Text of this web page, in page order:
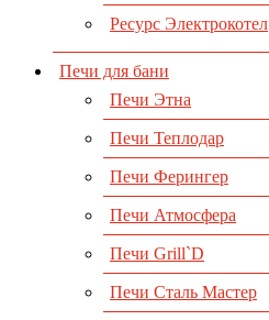
Ресурс Электрокотел
Печи для бани
Печи Этна
Печи Теплодар
Печи Ферингер
Печи Атмосфера
Печи Grill`D
Печи Сталь Мастер